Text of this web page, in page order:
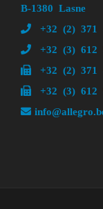
B-1380 Lasne
+32 (2) 371
+32 (3) 612
+32 (2) 371
+32 (3) 612